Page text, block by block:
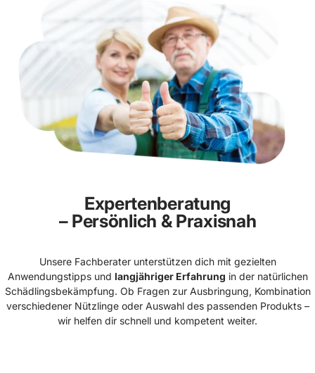
Expertenberatung
– Persönlich & Praxisnah
Unsere Fachberater unterstützen dich mit gezielten
Anwendungstipps und langjähriger Erfahrung in der natürlichen
Schädlingsbekämpfung. Ob Fragen zur Ausbringung, Kombination
verschiedener Nützlinge oder Auswahl des passenden Produkts –
wir helfen dir schnell und kompetent weiter.